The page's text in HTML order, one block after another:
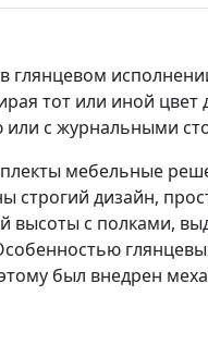
глянцевом
тот или иной
с журнальными
мебельные
строгий дизайн,
высоты с полками,
был внедрен